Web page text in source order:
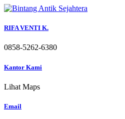
Skip
content
RIFA VENTI K.
0858-5262-6380
Kantor Kami
Lihat Maps
Email